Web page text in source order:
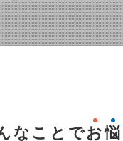
なことでお悩